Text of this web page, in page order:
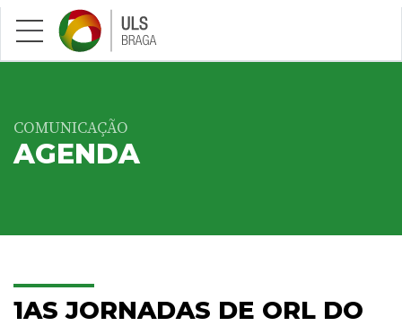
Saltar para conteúdo principal
COMUNICAÇÃO
AGENDA
1AS JORNADAS DE ORL DO